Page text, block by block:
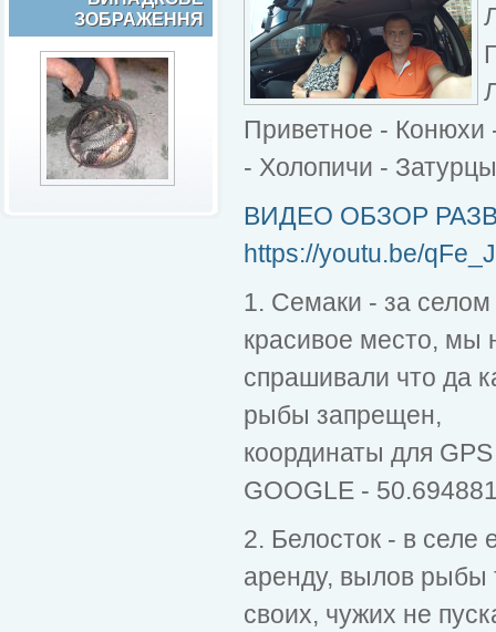
ЗОБРАЖЕННЯ
Приветное - Конюхи
- Холопичи -
ВИДЕО ОБЗОР
https://youtu.be/
1. Семаки - за селом
красивое место, мы
спрашивали что да
рыбы запрещен,
координаты для
GOOGLE -
2. Белосток - в селе
аренду, вылов рыбы
своих, чужих не